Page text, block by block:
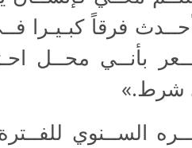
فرقاً كبـيـرا
بأنــي محــل
شرط.»
الســنوي